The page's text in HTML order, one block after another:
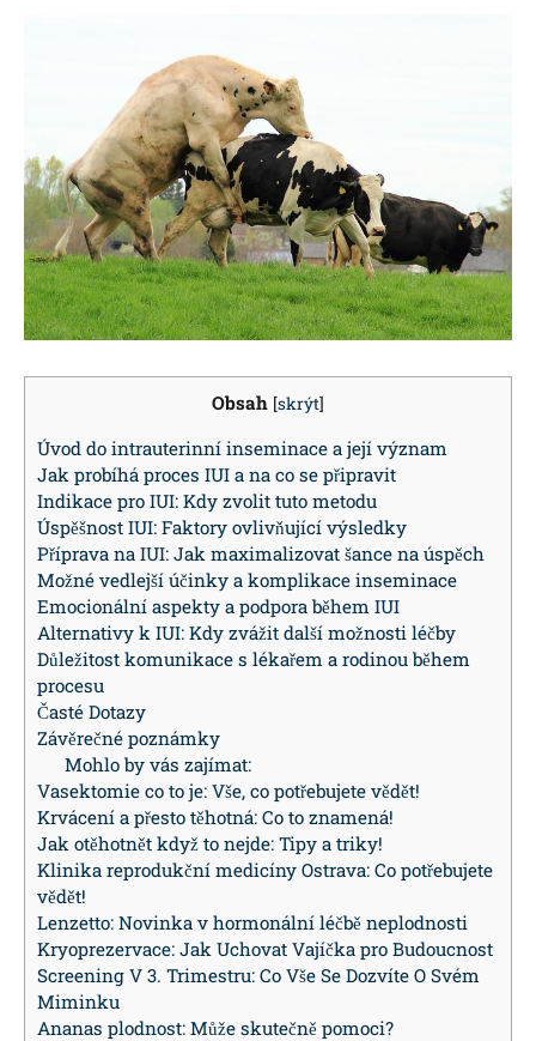
Obsah [skrýt]
Úvod do intrauterinní inseminace a její význam
Jak probíhá proces IUI a na co ‌se připravit
Indikace pro ​IUI: Kdy ​zvolit tuto metodu
Úspěšnost IUI: Faktory ⁣ovlivňující výsledky
Příprava na IUI: ⁤Jak maximalizovat šance na úspěch
Možné ‌vedlejší účinky​ a komplikace inseminace
Emocionální aspekty a podpora během IUI
Alternativy k ⁤IUI: ⁣Kdy zvážit další možnosti léčby
Důležitost komunikace s lékařem⁣ a rodinou ​během
procesu
Časté Dotazy
Závěrečné poznámky
Mohlo by vás zajímat:
Vasektomie co to je: Vše, co potřebujete vědět!
Krvácení a přesto těhotná: Co to znamená!
Jak otěhotnět když to nejde: Tipy a triky!
Klinika reprodukční medicíny Ostrava: Co potřebujete
vědět!
Lenzetto: Novinka v hormonální léčbě neplodnosti
Kryoprezervace: Jak Uchovat Vajíčka pro Budoucnost
Screening V 3. Trimestru: Co Vše Se Dozvíte O Svém
Miminku
Ananas plodnost: Může skutečně pomoci?